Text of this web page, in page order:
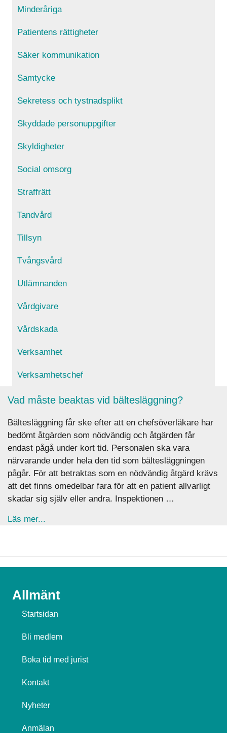
Minderåriga
Patientens rättigheter
Säker kommunikation
Samtycke
Sekretess och tystnadsplikt
Skyddade personuppgifter
Skyldigheter
Social omsorg
Straffrätt
Tandvård
Tillsyn
Tvångsvård
Utlämnanden
Vårdgivare
Vårdskada
Verksamhet
Verksamhetschef
Vad måste beaktas vid bältesläggning?
Bältesläggning får ske efter att en chefsöverläkare har
bedömt åtgärden som nödvändig och åtgärden får
endast pågå under kort tid. Personalen ska vara
närvarande under hela den tid som bältesläggningen
pågår. För att betraktas som en nödvändig åtgärd krävs
att det finns omedelbar fara för att en patient allvarligt
skadar sig själv eller andra. Inspektionen …
Läs mer...
Allmänt
Startsidan
Bli medlem
Boka tid med jurist
Kontakt
Nyheter
Anmälan